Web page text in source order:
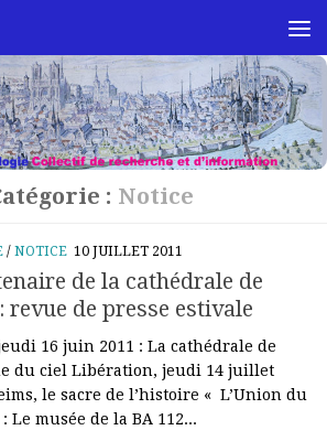
: Notice
/NOTICE 10 JUILLET 2011
de la cathédrale de
revue de presse estivale
16 juin 2011 : La cathédrale de
du ciel Libération, jeudi 14 juillet
le sacre de l’histoire « L’Union du
Le musée de la BA 112...